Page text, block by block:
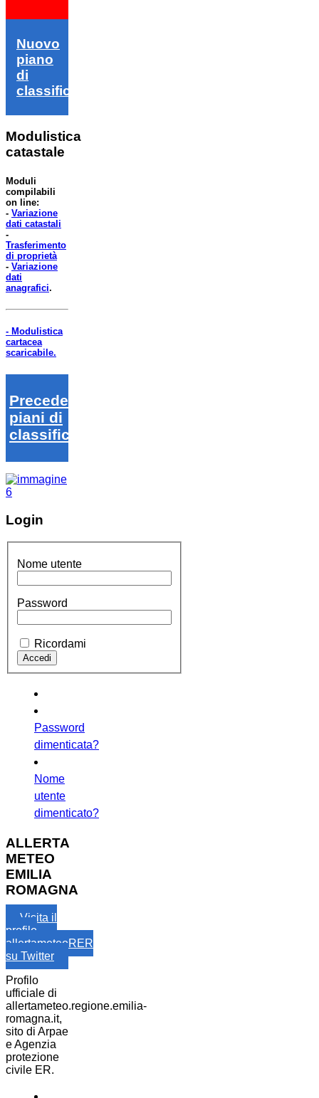
Nuovo
piano
di
classifica
Modulistica
catastale
Moduli
compilabili
on line:
- Variazione
dati catastali
-
Trasferimento
di proprietà
- Variazione
dati
anagrafici.
- Modulistica
cartacea
scaricabile.
Precedenti
piani di
classifica
Login
Nome utente
Password
Ricordami
Password
dimenticata?
Nome
utente
dimenticato?
ALLERTA
METEO
EMILIA
ROMAGNA
Visita il
profilo
allertameteoRER
su Twitter
Profilo
ufficiale di
allertameteo.regione.emilia-
romagna.it,
sito di Arpae
e Agenzia
protezione
civile ER.